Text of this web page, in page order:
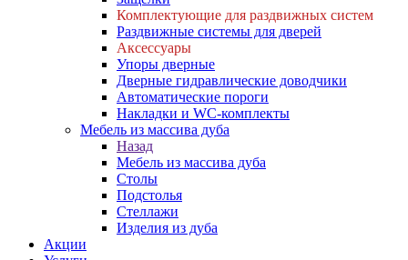
Комплектующие для раздвижных систем
Раздвижные системы для дверей
Аксессуары
Упоры дверные
Дверные гидравлические доводчики
Автоматические пороги
Накладки и WC-комплекты
Мебель из массива дуба
Назад
Мебель из массива дуба
Столы
Подстолья
Стеллажи
Изделия из дуба
Акции